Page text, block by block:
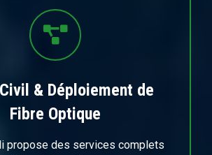
& Déploiement de
Fibre Optique
propose des services complets